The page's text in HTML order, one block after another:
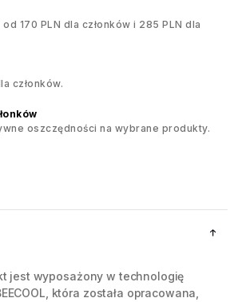
170 PLN dla członków i 285 PLN dla
członków.
oszczędności na wybrane produkty.
jest wyposażony w technologię
która została opracowana,